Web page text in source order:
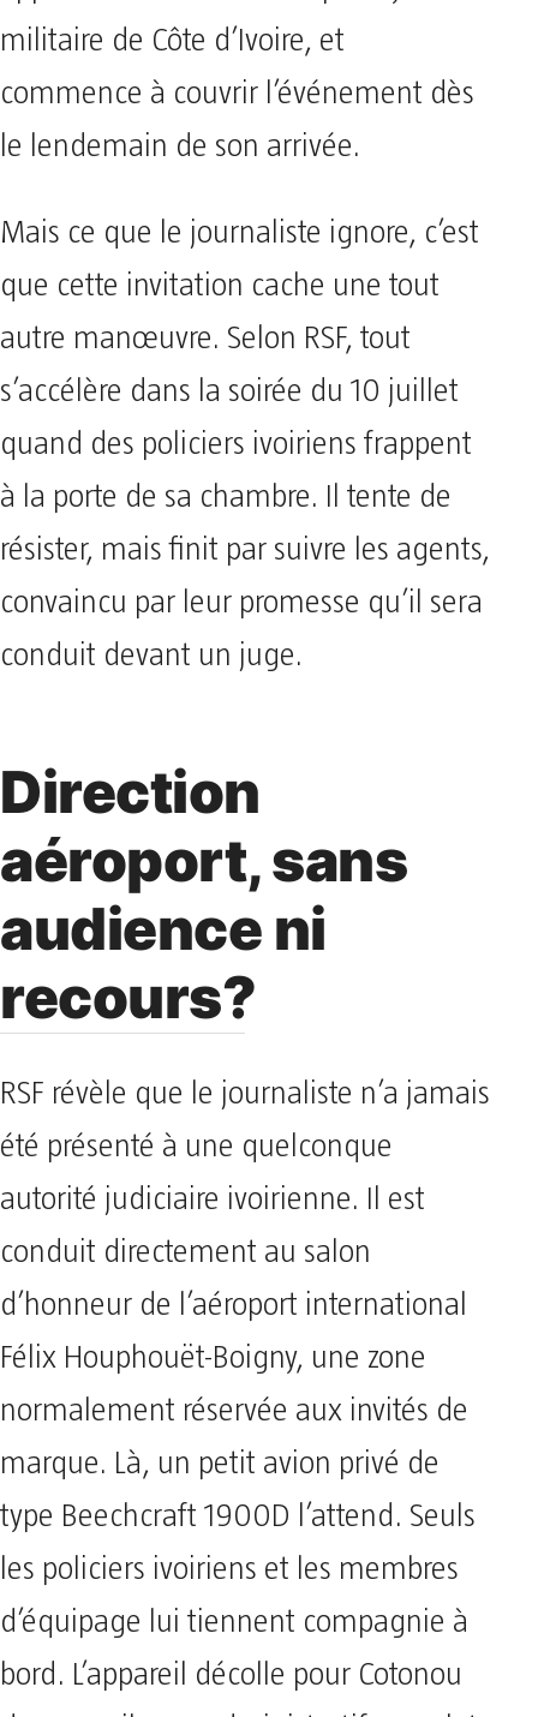
militaire de Côte d’Ivoire, et
commence à couvrir l’événement dès
le lendemain de son arrivée.
Mais ce que le journaliste ignore, c’est
que cette invitation cache une tout
autre manœuvre. Selon RSF, tout
s’accélère dans la soirée du 10 juillet
quand des policiers ivoiriens frappent
à la porte de sa chambre. Il tente de
résister, mais finit par suivre les agents,
convaincu par leur promesse qu’il sera
conduit devant un juge.
Direction
aéroport, sans
audience ni
recours?
RSF révèle que le journaliste n’a jamais
été présenté à une quelconque
autorité judiciaire ivoirienne. Il est
conduit directement au salon
d’honneur de l’aéroport international
Félix Houphouët-Boigny, une zone
normalement réservée aux invités de
marque. Là, un petit avion privé de
type Beechcraft 1900D l’attend. Seuls
les policiers ivoiriens et les membres
d’équipage lui tiennent compagnie à
bord. L’appareil décolle pour Cotonou